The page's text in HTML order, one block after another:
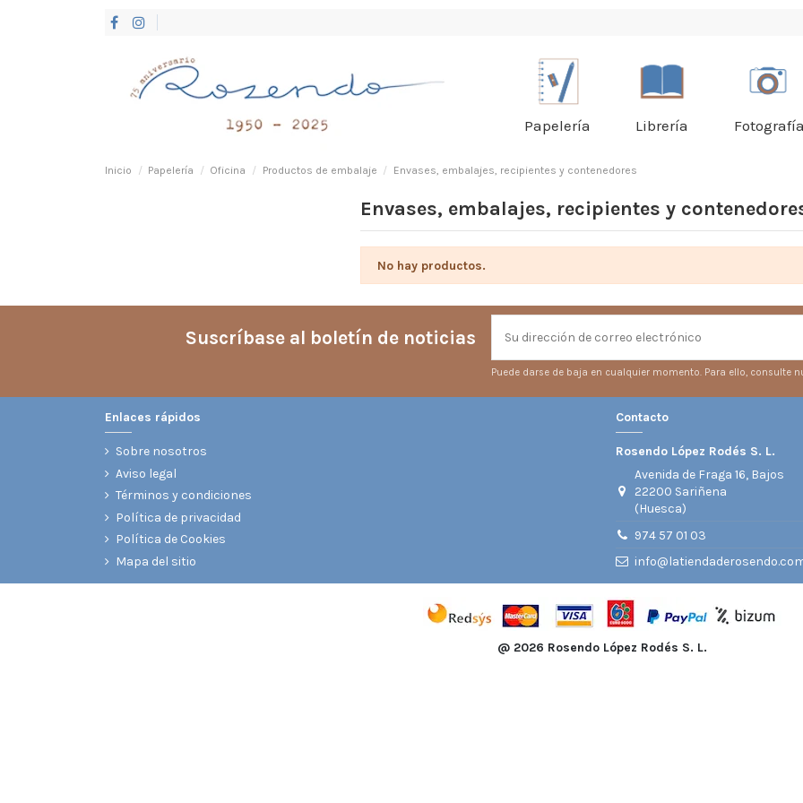
Papelería Librería
Inicio Papelería Oficina Productos de embalaje Envases, embalajes, recipientes y contenedores
Envases, embalajes, recipientes y
No hay productos.
Suscríbase al boletín de noticias
Puede darse de baja en cualquier momento. Para ello, consulte
Enlaces rápidos
Sobre nosotros
Aviso legal
Términos y condiciones
Política de privacidad
Política de Cookies
Mapa del sitio
Contacto
Rosendo López Rodés S. L.
Avenida de Fraga 16, Bajos
22200 Sariñena
(Huesca)
974 57 01 03
@ 2026 Rosendo López Rodés S. L.